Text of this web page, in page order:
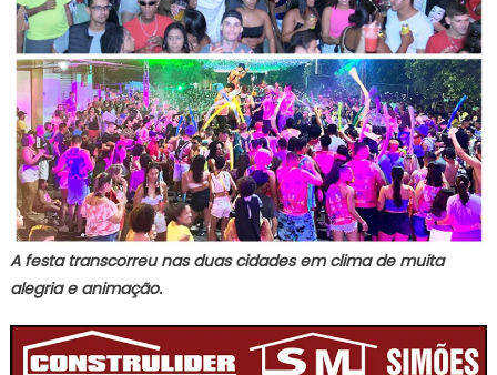
A festa transcorreu nas duas cidades em clima de muita
alegria e animação.